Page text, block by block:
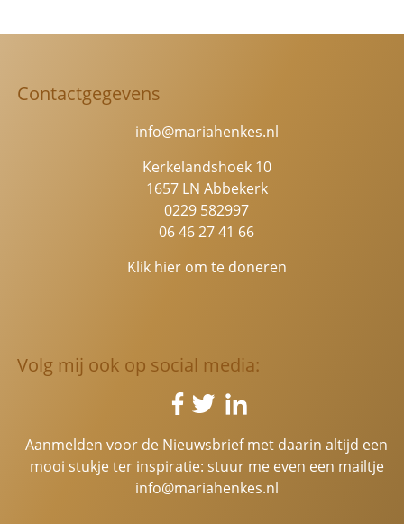
Contactgegevens
info@mariahenkes.nl
Kerkelandshoek 10
1657 LN Abbekerk
0229 582997
06 46 27 41 66
Klik hier om te doneren
Volg mij ook op social media:
Aanmelden voor de Nieuwsbrief met daarin altijd een
mooi stukje ter inspiratie: stuur me even een mailtje
info@mariahenkes.nl